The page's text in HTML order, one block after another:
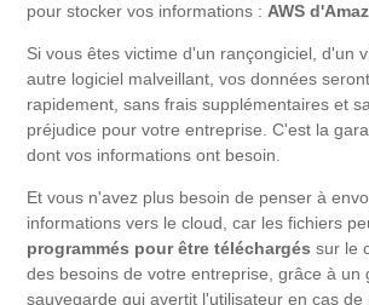
pour stocker vos informations : AWS
Si vous êtes victime d'un rançongiciel, d'un
autre logiciel malveillant, vos données seront
rapidement, sans frais supplémentaires et
préjudice pour votre entreprise. C'est la
dont vos informations ont besoin.
Et vous n'avez plus besoin de penser à
informations vers le cloud, car les fichiers
programmés pour être téléchargés sur le
des besoins de votre entreprise, grâce à un
sauvegarde qui avertit l'utilisateur en cas